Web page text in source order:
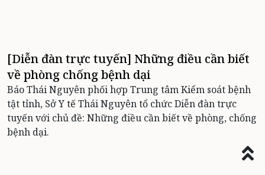
[Diễn đàn trực tuyến] Những điều cần biết
về phòng chống bệnh dại
Báo Thái Nguyên phối hợp Trung tâm Kiểm soát bệnh
tật tỉnh, Sở Y tế Thái Nguyên tổ chức Diễn đàn trực
tuyến với chủ đề: Những điều cần biết về phòng, chống
bệnh dại.